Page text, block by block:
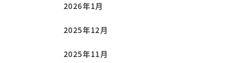
2026年1月
2025年12月
2025年11月